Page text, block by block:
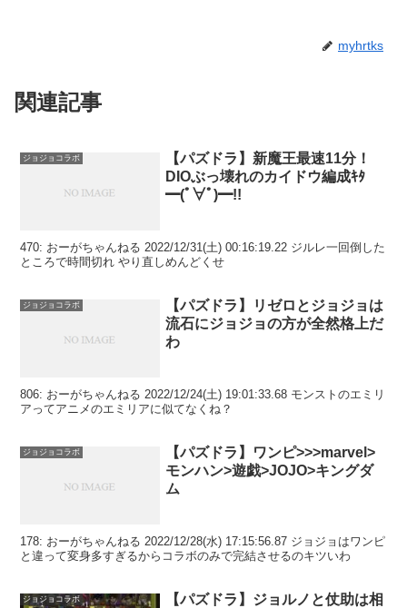
myhrtks
関連記事
ジョジョコラボ
【パズドラ】新魔王最速11分！
DIOぶっ壊れのカイドウ編成ｷﾀ
━(ﾟ∀ﾟ)━!!
470: おーがちゃんねる 2022/12/31(土) 00:16:19.22 ジルレ一回倒した
ところで時間切れ やり直しめんどくせ
ジョジョコラボ
【パズドラ】リゼロとジョジョは
流石にジョジョの方が全然格上だ
わ
806: おーがちゃんねる 2022/12/24(土) 19:01:33.68 モンストのエミリ
アってアニメのエミリアに似てなくね？
ジョジョコラボ
【パズドラ】ワンピ>>>marvel>
モンハン>遊戯>JOJO>キングダ
ム
178: おーがちゃんねる 2022/12/28(水) 17:15:56.87 ジョジョはワンピ
と違って変身多すぎるからコラボのみで完結させるのキツいわ
ジョジョコラボ
【パズドラ】ジョルノと仗助は相